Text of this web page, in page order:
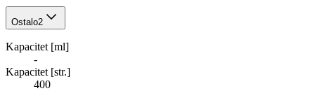
Ostalo2
Kapacitet [ml]
-
Kapacitet [str.]
400